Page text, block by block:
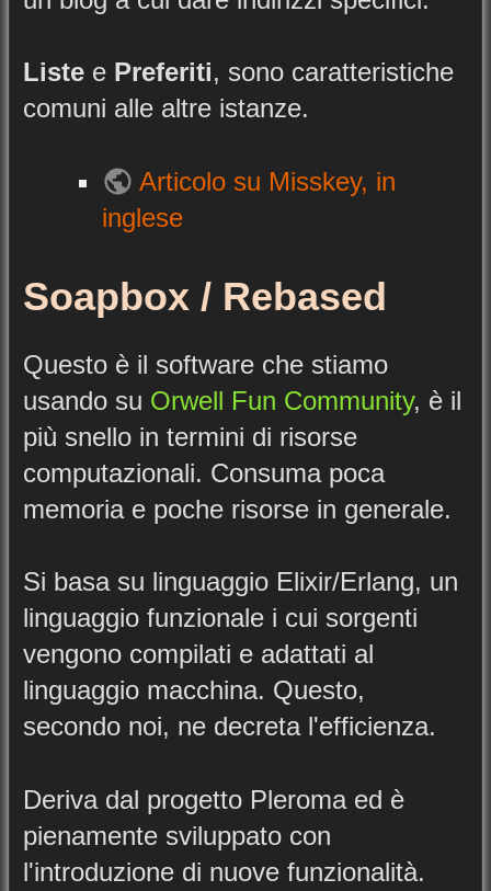
Liste e Preferiti, sono caratteristiche
comuni alle altre istanze.
Articolo su Misskey, in
inglese
Soapbox / Rebased
Questo è il software che stiamo
usando su Orwell Fun Community, è il
più snello in termini di risorse
computazionali. Consuma poca
memoria e poche risorse in generale.
Si basa su linguaggio Elixir/Erlang, un
linguaggio funzionale i cui sorgenti
vengono compilati e adattati al
linguaggio macchina. Questo,
secondo noi, ne decreta l'efficienza.
Deriva dal progetto Pleroma ed è
pienamente sviluppato con
l'introduzione di nuove funzionalità.